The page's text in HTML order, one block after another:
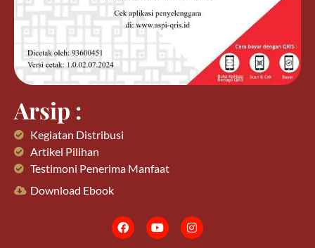
Arsip :
Kegiatan Distribusi
Artikel Pilihan
Testimoni Penerima Manfaat
Download Ebook